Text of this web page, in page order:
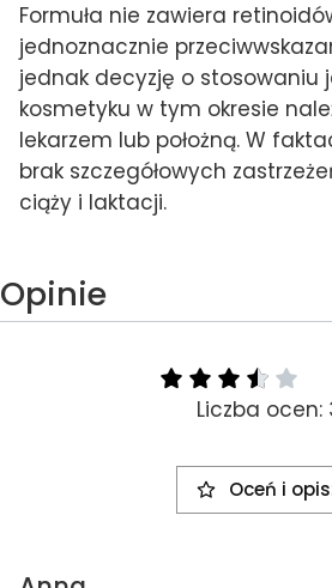
Formuła nie zawiera
jednoznacznie
jednak decyzję o stosowaniu
kosmetyku w tym okresie
lekarzem lub położną. W
brak szczegółowych
ciąży i laktacji.
Opinie
Liczba ocen:
Oceń i